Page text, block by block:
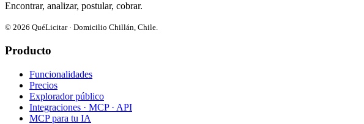
Encontrar, analizar, postular, cobrar.
© 2026 QuéLicitar · Domicilio Chillán, Chile.
Producto
Funcionalidades
Precios
Explorador público
Integraciones · MCP · API
MCP para tu IA